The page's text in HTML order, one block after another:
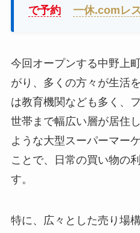
で予約 一休.comレ
今回オープンする中野上
がり、多くの方々が生活
は教育機関なども多く、
世帯まで幅広い層が居住
ような大型スーパーマー
ことで、日常の買い物の
す。
特に、広々とした売り場